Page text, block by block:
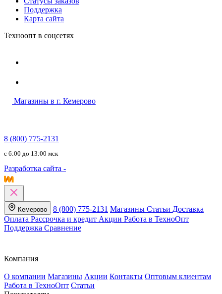
Поддержка
Карта сайта
Техноопт в соцсетях
Магазины в г. Кемерово
8 (800) 775-2131
c 6:00 до 13:00 мск
Разработка сайта -
Кемерово 8 (800) 775-2131 Магазины Статьи Доставка
Оплата Рассрочка и кредит Акции Работа в ТехноОпт
Поддержка Сравнение
Компания
О компании Магазины Акции Контакты Оптовым клиентам
Работа в ТехноОпт Статьи